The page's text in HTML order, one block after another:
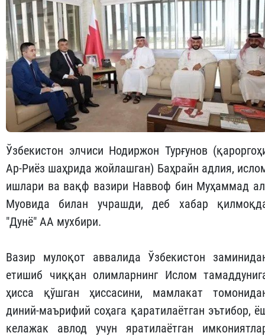
Ўзбекистон элчиси Нодиржон Турғунов
Ар-Риёз шаҳрида жойлашган) Баҳрайн адлия,
ишлари ва вақф вазири Наввоф бин Муҳаммад
Муовида билан учрашди, деб хабар
"Дунё" АА мухбири.
Вазир мулоқот аввалида Ўзбекистон
етишиб чиққан олимларнинг Ислом
ҳисса қўшган ҳиссасини, мамлакат
диний-маърифий соҳага қаратилаётган эътибор,
келажак авлод учун яратилаётган